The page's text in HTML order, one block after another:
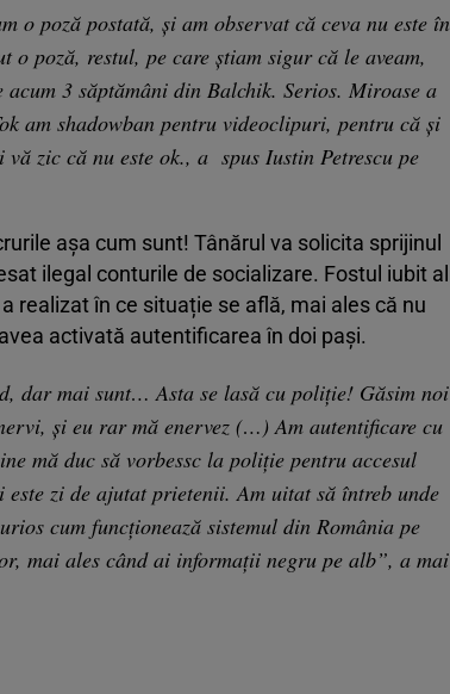
o poză postată, și am observat că ceva nu este în
o poză, restul, pe care știam sigur că le aveam,
acum 3 săptămâni din Balchik. Serios. Miroase a
am shadowban pentru videoclipuri, pentru că și
zic că nu este ok., a spus Iustin Petrescu pe
așa cum sunt! Tânărul va solicita sprijinul
ilegal conturile de socializare. Fostul iubit al
realizat în ce situație se află, mai ales că nu
activată autentificarea în doi pași.
dar mai sunt… Asta se lasă cu poliție! Găsim noi
și eu rar mă enervez (…) Am autentificare cu
mă duc să vorbessc la poliție pentru accesul
zi de ajutat prietenii. Am uitat să întreb unde
cum funcționează sistemul din România pe
mai ales când ai informații negru pe alb”, a mai